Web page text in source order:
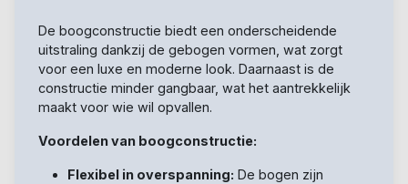
De boogconstructie biedt een onderscheidende
uitstraling dankzij de gebogen vormen, wat zorgt
voor een luxe en moderne look. Daarnaast is de
constructie minder gangbaar, wat het aantrekkelijk
maakt voor wie wil opvallen.
Voordelen van boogconstructie:
Flexibel in overspanning: De bogen zijn